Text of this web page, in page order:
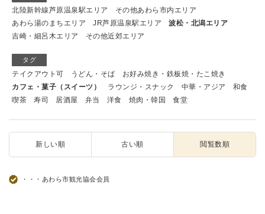
北陸新幹線芦原温泉駅エリア
その他あわら市内エリア
あわら湯のまちエリア
JR芦原温泉駅エリア
波松・北潟エリア
吉崎・細呂木エリア
その他近郊エリア
タグ
テイクアウト可 うどん・そば
お好み焼き・鉄板焼・たこ焼き
カフェ・菓子（スイーツ）
ラウンジ・スナック 中華・アジア
和食
喫茶
寿司 居酒屋 弁当 洋食 焼肉・韓国 食堂
新しい順 古い順 閲覧数順
・・・あわら市観光協会会員